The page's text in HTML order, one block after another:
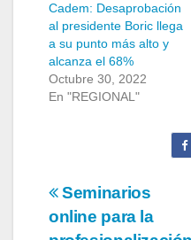
Cadem: Desaprobación
al presidente Boric llega
a su punto más alto y
alcanza el 68%
Octubre 30, 2022
En "REGIONAL"
Seminarios
online para la